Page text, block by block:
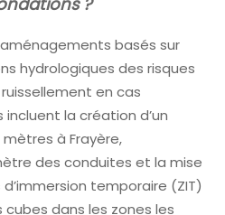
basés sur
hydrologiques des risques
en cas
incluent la création d’un
à Frayère,
des conduites et la mise
temporaire (ZIT)
dans les zones les